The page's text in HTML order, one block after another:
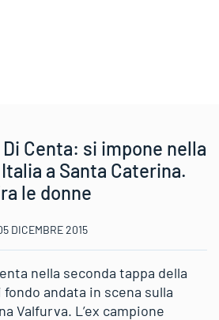
Centa: si impone nella
a Santa Caterina.
le donne
DICEMBRE 2015
nella seconda tappa della
andata in scena sulla
Valfurva. L’ex campione